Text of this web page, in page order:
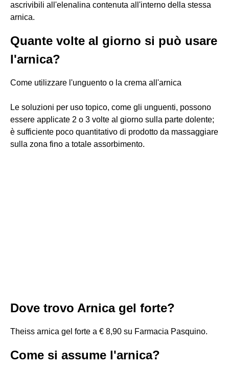
ascrivibili all'elenalina contenuta all'interno della stessa
arnica.
Quante volte al giorno si può usare
l'arnica?
Come utilizzare l'unguento o la crema all'arnica
Le soluzioni per uso topico, come gli unguenti, possono
essere applicate 2 o 3 volte al giorno sulla parte dolente;
è sufficiente poco quantitativo di prodotto da massaggiare
sulla zona fino a totale assorbimento.
Dove trovo Arnica gel forte?
Theiss arnica gel forte a € 8,90 su Farmacia Pasquino.
Come si assume l'arnica?